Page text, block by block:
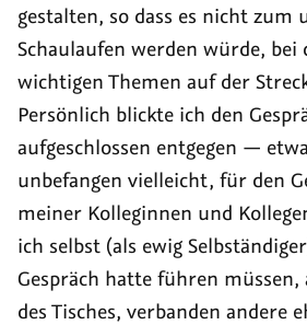
gestalten, so dass es nicht zum
Schaulaufen werden würde,
wichtigen Themen auf der
Persönlich blickte ich den
aufgeschlossen entgegen —
unbefangen vielleicht, für den
meiner Kolleginnen und
ich selbst (als ewig
Gespräch hatte führen müssen,
des Tisches, verbanden andere